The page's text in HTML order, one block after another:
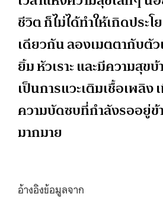
ชีวิต ก็ไม่ได้ทำให้เกิดประ
เดียวกัน ลองเมตตากับตั
ยิ้ม หัวเราะ และมีความสุข
เป็นการแวะเติมเชื้อเพลิง
ความบัดซบที่กำลังรออยู่ข้
มากมาย
อ้างอิงข้อมูลจาก